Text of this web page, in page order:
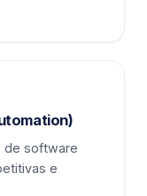
de software
e